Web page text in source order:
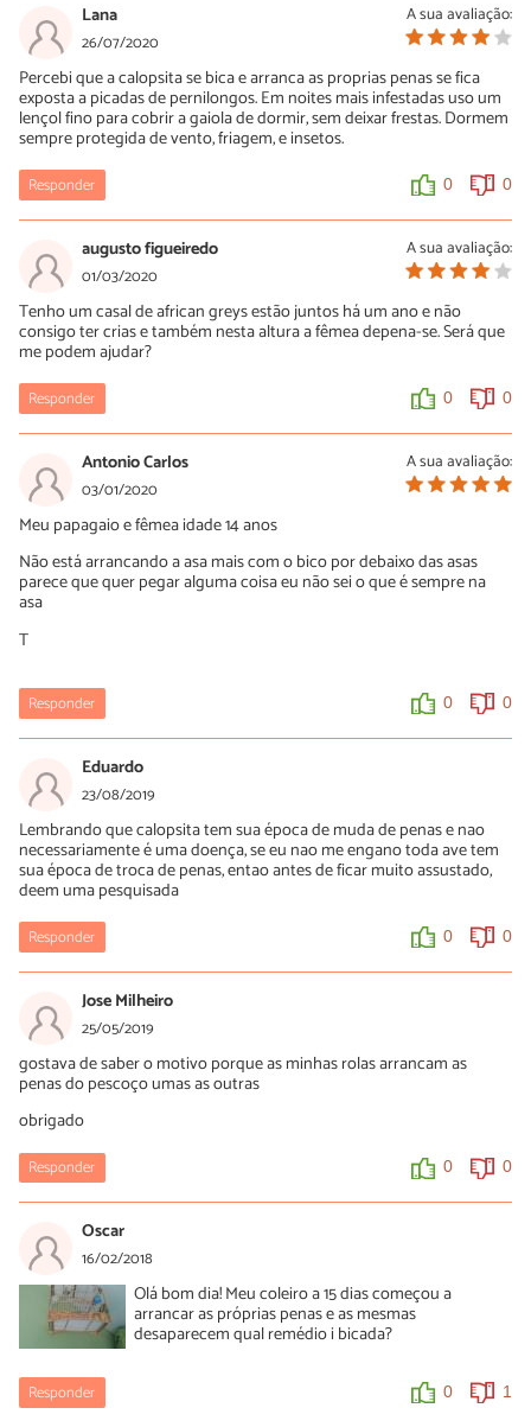
A sua avaliação:
Lana
26/07/2020
Percebi que a calopsita se bica e arranca as proprias penas se fica
exposta a picadas de pernilongos. Em noites mais infestadas uso um
lençol fino para cobrir a gaiola de dormir, sem deixar frestas. Dormem
sempre protegida de vento, friagem, e insetos.
Responder 0 0
A sua avaliação:
augusto figueiredo
01/03/2020
Tenho um casal de african greys estão juntos há um ano e não
consigo ter crias e também nesta altura a fêmea depena-se. Será que
me podem ajudar?
Responder 0 0
A sua avaliação:
Antonio Carlos
03/01/2020
Meu papagaio e fêmea idade 14 anos
Não está arrancando a asa mais com o bico por debaixo das asas
parece que quer pegar alguma coisa eu não sei o que é sempre na
asa
T
Responder 0 0
Eduardo
23/08/2019
Lembrando que calopsita tem sua época de muda de penas e nao
necessariamente é uma doença, se eu nao me engano toda ave tem
sua época de troca de penas, entao antes de ficar muito assustado,
deem uma pesquisada
Responder 0 0
Jose Milheiro
25/05/2019
gostava de saber o motivo porque as minhas rolas arrancam as
penas do pescoço umas as outras
obrigado
Responder 0 0
Oscar
16/02/2018
Olá bom dia! Meu coleiro a 15 dias começou a
arrancar as próprias penas e as mesmas
desaparecem qual remédio i bicada?
Responder 0 1